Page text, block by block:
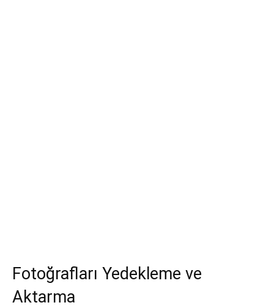
Fotoğrafları Yedekleme ve
Aktarma